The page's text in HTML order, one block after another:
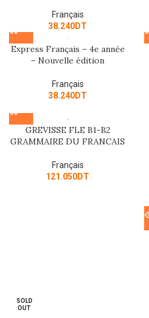
Français
38.240DT
Express Français – 4e année
– Nouvelle édition
Français
38.240DT
GREVISSE FLE B1-B2
GRAMMAIRE DU FRANCAIS
Français
121.050DT
SOLD
OUT